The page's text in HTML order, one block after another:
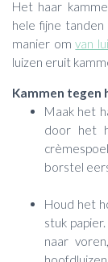
Het haar
hele fijne
manier omvan
luizen eruit
Kammen tegen
Maak het
door het
borstel
Houd het
stuk
naar